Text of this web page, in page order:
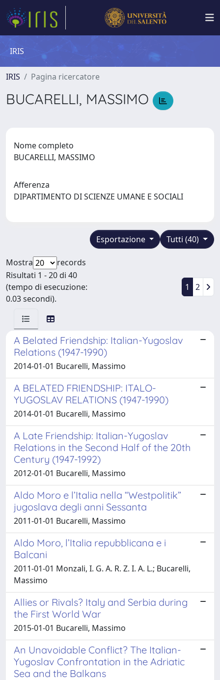
IRIS
IRIS Pagina ricercatore
BUCARELLI, MASSIMO
Nome completo
BUCARELLI, MASSIMO
Afferenza
DIPARTIMENTO DI SCIENZE UMANE E SOCIALI
Tutti (40)
Esportazione
Mostra
records
Risultati 1 - 20 di 40
(tempo di esecuzione:
0.03 secondi).
1 2
A Belated Friendship: Italian-Yugoslav
Relations (1947-1990)
2014-01-01 Bucarelli, Massimo
A BELATED FRIENDSHIP: ITALO-
YUGOSLAV RELATIONS (1947-1990)
2014-01-01 Bucarelli, Massimo
A Late Friendship: Italian-Yugoslav
Relations in the Second Half of the 20th
Century (1947-1992)
2012-01-01 Bucarelli, Massimo
Aldo Moro e l’Italia nella “Westpolitik”
jugoslava degli anni Sessanta
2011-01-01 Bucarelli, Massimo
Aldo Moro, l’Italia repubblicana e i
Balcani
2011-01-01 Monzali, I. G. A. R. Z. I. A. L.; Bucarelli,
Massimo
Allies or Rivals? Italy and Serbia during
the First World War
2015-01-01 Bucarelli, Massimo
An Unavoidable Conflict? The Italian-
Yugoslav Confrontation in the Adriatic
Sea and the Balkans